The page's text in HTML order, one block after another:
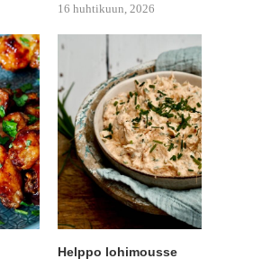
16 huhtikuun, 2026
Helppo lohimousse